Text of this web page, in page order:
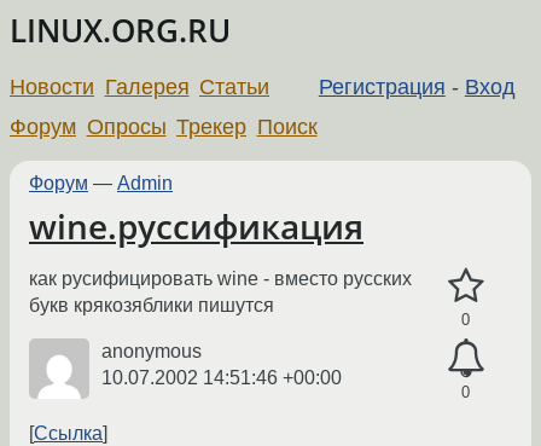
LINUX.ORG.RU
Регистрация - Вход
Новости Галерея Статьи
Форум Опросы Трекер Поиск
Форум — Admin
wine.руссификация
0
0
как русифицировать wine - вместо русских
букв крякозяблики пишутся
anonymous
10.07.2002 14:51:46 +00:00
Ссылка